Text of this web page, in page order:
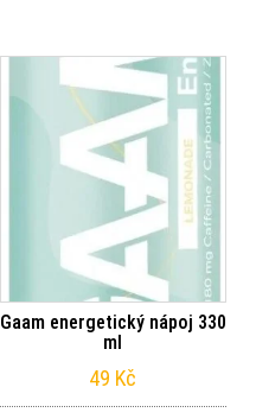
Gaam energetický nápoj 330
ml
49 Kč